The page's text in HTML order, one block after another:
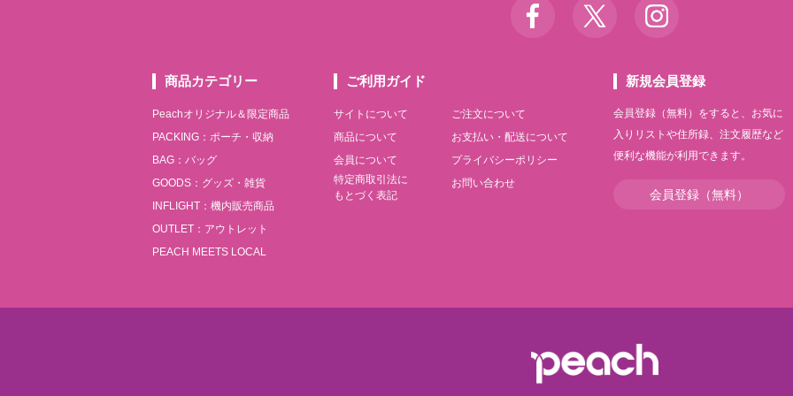
商品カテゴリー
Peachオリジナル＆限定商品
PACKING：ポーチ・収納
BAG：バッグ
GOODS：グッズ・雑貨
INFLIGHT：機内販売商品
OUTLET：アウトレット
PEACH MEETS LOCAL
ご利用ガイド
サイトについて
ご注文について
商品について
お支払い・配送について
会員について
プライバシーポリシー
特定商取引法に
もとづく表記
お問い合わせ
新規会員登録
会員登録（無料）をすると、お気に
入りリストや住所録、注文履歴など
便利な機能が利用できます。
会員登録（無料）